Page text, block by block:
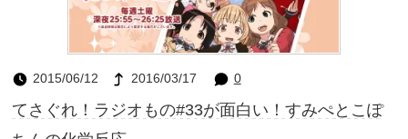
2015/06/12 2016/03/17 0
てさぐれ！ラジオもの#33が面白い！すみぺとこぽ